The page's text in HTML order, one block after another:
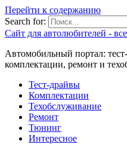
Перейти к содержанию
Search for:
Сайт для автолюбителей -
Автомобильный портал:
комплектации, ремонт и
Тест-драйвы
Комплектации
Техобслуживание
Ремонт
Тюнинг
Интересное